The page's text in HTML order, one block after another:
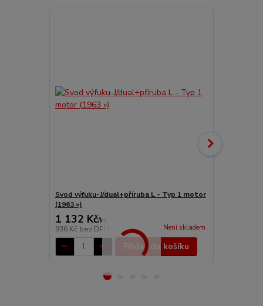
Svod výfuku-J/dual+příruba L - Typ 1 motor
(1963 »)
1 132 Kč/ks
936 Kč bez DPH Není skladem
Přidat do košíku